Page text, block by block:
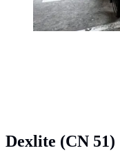
Dexlite (CN 51)